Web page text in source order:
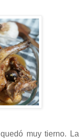
muy tierno. La